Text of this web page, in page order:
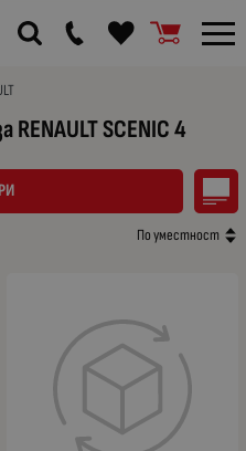
SCENIC 4
По уместност